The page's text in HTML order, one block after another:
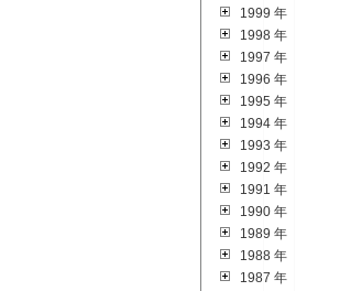
1999 年
1998 年
1997 年
1996 年
1995 年
1994 年
1993 年
1992 年
1991 年
1990 年
1989 年
1988 年
1987 年